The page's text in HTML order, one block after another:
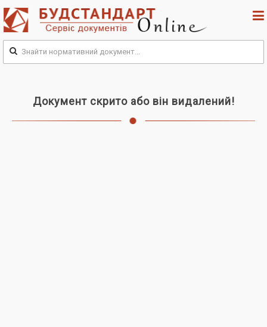
Документ скрито або він видалений!